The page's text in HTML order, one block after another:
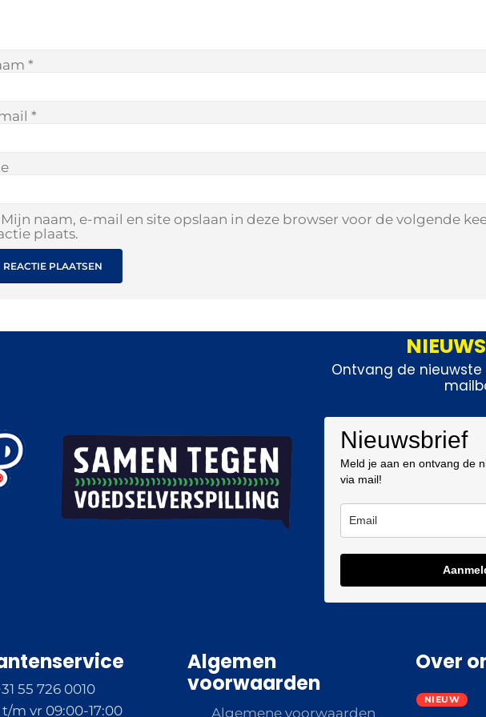
*
*
Mijn naam, e-mail en site opslaan in deze browser voor de volgende
plaats.
Ontvang de
Nieuwsbrief
Meld je aan en ontvang de
via mail!
55 726 0010
m vr 09:00-17:00
Algemen
voorwaarden
Algemene voorwaarden
Over